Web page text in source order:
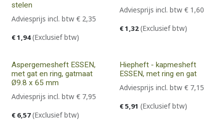
stelen
€1,94(Exclusief btw)
Adviesprijs incl. btw € 2,35
€1,32(Exclusief btw)
Adviesprijs incl. btw € 1,60
Aspergemesheft ESSEN,
met gat en ring, gatmaat
Ø9.8 x 65 mm
€ 6,57(Exclusief btw)
Adviesprijs incl. btw € 7,95
Hiepheft - kapmesheft
ESSEN, met ring en gat
€5,91 (Exclusief btw)
Adviesprijs incl. btw € 7,15